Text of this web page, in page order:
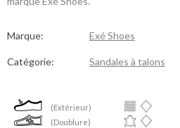
Marque: Exé Shoes
Catégorie: Sandales à talons
(Extérieur)
(Doublure)